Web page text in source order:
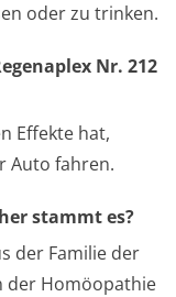
oder zu trinken.
Nr. 212
Effekte hat,
Auto fahren.
stammt es?
der Familie der
der Homöopathie